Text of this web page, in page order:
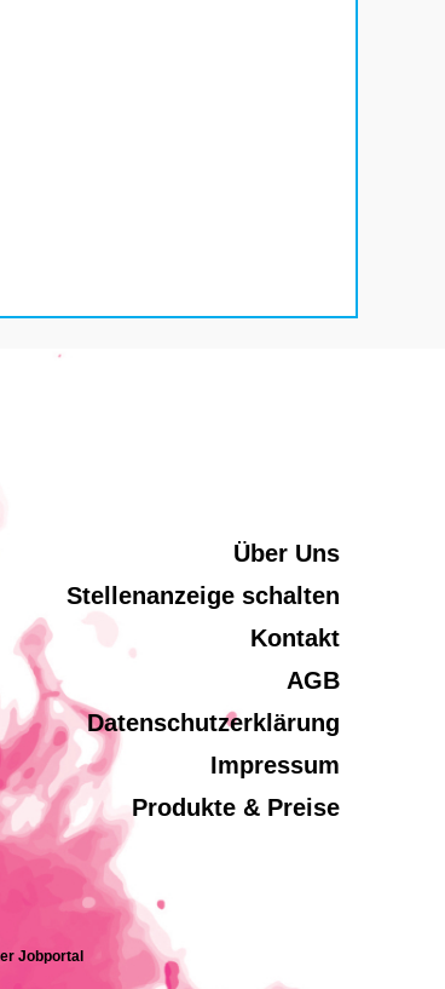
Über Uns
Stellenanzeige schalten
Kontakt
AGB
Datenschutzerklärung
Impressum
Produkte & Preise
Jobportal